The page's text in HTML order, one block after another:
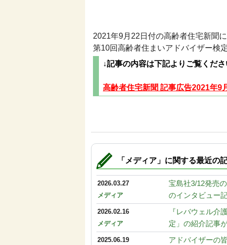
2021年9月22日付の高齢者住宅新聞
第10回高齢者住まいアドバイザー検
↓記事の内容は下記よりご覧くださ
高齢者住宅新聞 記事広告2021年9
「メディア」に関する最近の
2026.03.27
メディア
宝島社3/12発売
のインタビュー
2026.02.16
メディア
『レバウェル介
定」の紹介記事
2025.06.19
アドバイザーの